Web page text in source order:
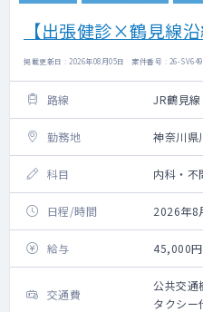
【出張健診×鶴見線沿
掲載更新日 : 2026年08月05日 案件番号 : 26-
路線 JR鶴見線
勤務地 神奈川県
科目 内科・不
日程/時間 2026年8
給与 45,000円
交通費
公共交通
タクシー